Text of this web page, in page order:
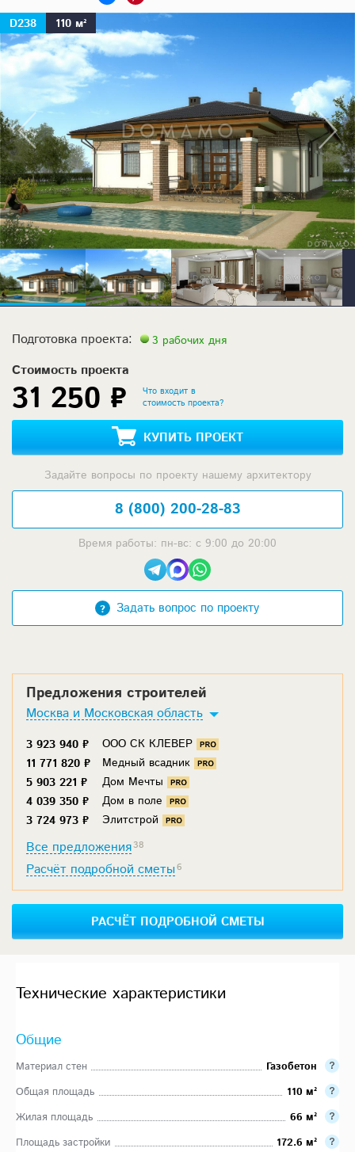
D238 110 м²
Подготовка проекта: 3 рабочих дня
Стоимость проекта
31 250 ₽
Что входит в
стоимость проекта?
КУПИТЬ ПРОЕКТ
Задайте вопросы по проекту нашему архитектору
8 (800) 200-28-83
Время работы: пн-вс: с 9:00 до 20:00
Задать вопрос по проекту
Предложения строителей
Москва и Московская область
3 923 940 ₽
ООО СК КЛЕВЕР
11 771 820 ₽
Медный всадник
5 903 221 ₽
Дом Мечты
4 039 350 ₽
Дом в поле
3 724 973 ₽
Элитстрой
Все предложения38
Расчёт подробной сметы6
РАСЧЁТ ПОДРОБНОЙ СМЕТЫ
Технические характеристики
Общие
Материал стен
Газобетон
Общая площадь
110 м²
Жилая площадь
66 м²
Площадь застройки
172.6 м²